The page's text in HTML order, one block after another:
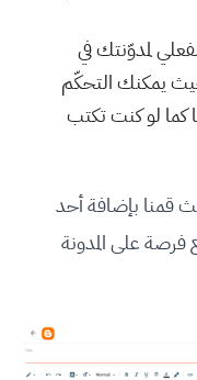
لمدوّنتك في
يمكنك التحكّم
كما لو كنت تكتب
قمنا بإضافة أحد
فرصة على المدونة